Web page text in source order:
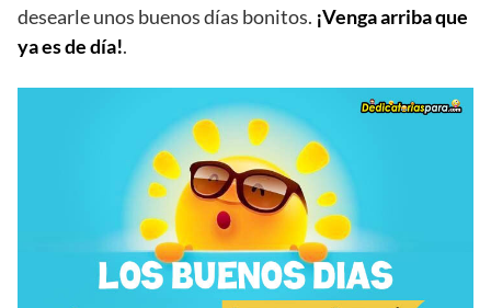
desearle unos buenos días bonitos. ¡Venga arriba que
ya es de día!.